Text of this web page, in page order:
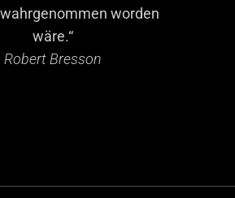
worden
wäre.“
Robert Bresson